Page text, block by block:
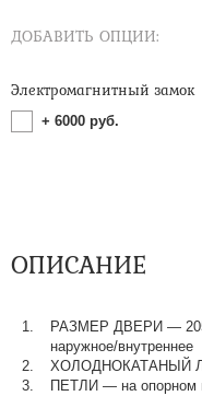
ДОБАВИТЬ ОПЦИИ:
Электромагнитный замок
+ 6000 руб.
ОПИСАНИЕ
РАЗМЕР ДВЕРИ —
наружное/внутреннее
ХОЛОДНОКАТАНЫЙ
ПЕТЛИ — на опорном